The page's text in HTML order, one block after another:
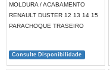
MOLDURA / ACABAMENTO
RENAULT DUSTER 12 13 14 15
PARACHOQUE TRASEIRO
Consulte Disponibilidade